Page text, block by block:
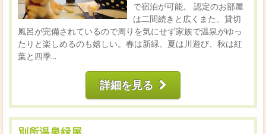
で宿泊が可能。 認定のお部屋
は二間続きと広くまた、貸切
風呂が完備されているので周りを気にせず家族で温泉がゆっ
たりと楽しめるのも嬉しい。春は新緑、夏は川遊び、秋は紅
葉と四季...
詳細を見る